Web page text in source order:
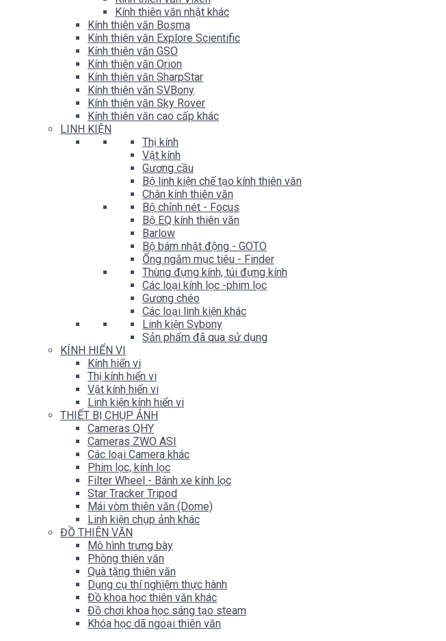
Kính thiên văn nhật khác
Kính thiên văn Bosma
Kính thiên văn Explore Scientific
Kính thiên văn GSO
Kính thiên văn Orion
Kính thiên văn SharpStar
Kính thiên văn SVBony
Kính thiên văn Sky Rover
Kính thiên văn cao cấp khác
LINH KIỆN
Thị kính
Vật kính
Gương cầu
Bộ linh kiện chế tạo kính thiên văn
Chân kính thiên văn
Bộ chỉnh nét - Focus
Bộ EQ kính thiên văn
Barlow
Bộ bám nhật động - GOTO
Ống ngắm mục tiêu - Finder
Thùng đựng kính, túi đựng kính
Các loại kính lọc -phim lọc
Gương chéo
Các loại linh kiện khác
Linh kiện Svbony
Sản phẩm đã qua sử dụng
KÍNH HIỂN VI
Kính hiển vi
Thị kính hiển vi
Vật kính hiển vi
Linh kiện kính hiển vi
THIẾT BỊ CHỤP ẢNH
Cameras QHY
Cameras ZWO ASI
Các loại Camera khác
Phim lọc, kính lọc
Filter Wheel - Bánh xe kính lọc
Star Tracker Tripod
Mái vòm thiên văn (Dome)
Linh kiện chụp ảnh khác
ĐỒ THIÊN VĂN
Mô hình trưng bày
Phòng thiên văn
Quà tặng thiên văn
Dụng cụ thí nghiệm thực hành
Đồ khoa học thiên văn khác
Đồ chơi khoa học sáng tạo steam
Khóa học dã ngoại thiên văn